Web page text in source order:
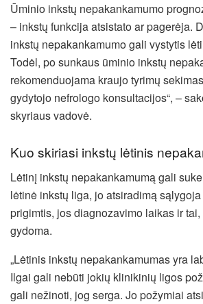
Ūminio inkstų nepakankamumo
– inkstų funkcija atsistato ar pagerėja.
inkstų nepakankamumo gali vystytis
Todėl, po sunkaus ūminio inkstų
rekomenduojama kraujo tyrimų
gydytojo nefrologo konsultacijos“, –
skyriaus vadovė.
Kuo skiriasi inkstų lėtinis
Lėtinį inkstų nepakankamumą gali
lėtinė inkstų liga, jo atsiradimą
prigimtis, jos diagnozavimo laikas ir
gydoma.
„Lėtinis inkstų nepakankamumas yra
Ilgai gali nebūti jokių klinikinių ligos
gali nežinoti, jog serga. Jo požymiai